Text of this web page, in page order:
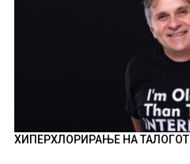
ХИПЕРХЛОРИРАЊЕ НА ТАЛОГОТ